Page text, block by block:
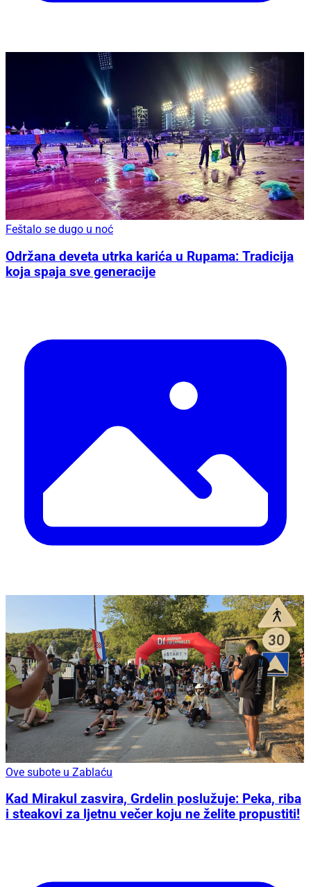
Feštalo se dugo u noć
Održana deveta utrka karića u Rupama: Tradicija
koja spaja sve generacije
Ove subote u Zablaću
Kad Mirakul zasvira, Grdelin poslužuje: Peka, riba
i steakovi za ljetnu večer koju ne želite propustiti!